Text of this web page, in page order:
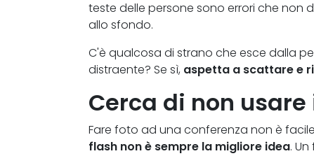
teste delle persone sono errori che non
allo sfondo.
C'è qualcosa di strano che esce dalla
distraente? Se sì, aspetta a scattare e
Cerca di non usare
Fare foto ad una conferenza non è
flash non è sempre la migliore idea.